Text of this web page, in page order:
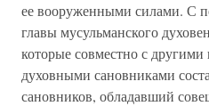
ее вооруженными силами. С
главы мусульманского
которые совместно с
духовными сановниками
сановников, обладавший